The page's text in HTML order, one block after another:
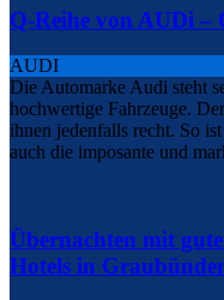
Q-Reihe von AUDi –
AUDI
Die Automarke Audi steht
hochwertige Fahrzeuge.
ihnen jedenfalls recht. So
auch die imposante und
Übernachten mit
Hotels in